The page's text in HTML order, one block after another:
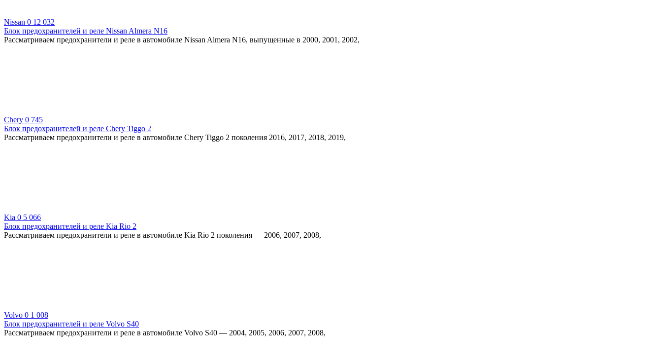
Nissan 0 12 032
Блок предохранителей и реле Nissan Almera N16
Рассматриваем предохранители и реле в автомобиле Nissan Almera N16, выпущенные в 2000, 2001, 2002,
Chery 0 745
Блок предохранителей и реле Chery Tiggo 2
Рассматриваем предохранители и реле в автомобиле Chery Tiggo 2 поколения 2016, 2017, 2018, 2019,
Kia 0 5 066
Блок предохранителей и реле Kia Rio 2
Рассматриваем предохранители и реле в автомобиле Kia Rio 2 поколения — 2006, 2007, 2008,
Volvo 0 1 008
Блок предохранителей и реле Volvo S40
Рассматриваем предохранители и реле в автомобиле Volvo S40 — 2004, 2005, 2006, 2007, 2008,